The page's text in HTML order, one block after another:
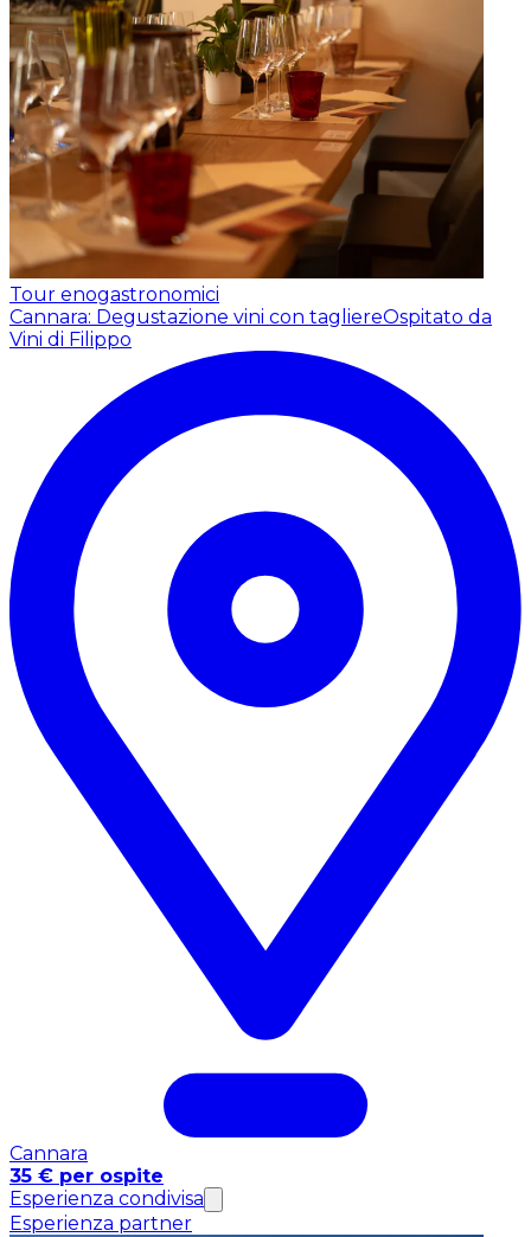
Tour enogastronomici
Cannara: Degustazione vini con tagliereOspitato da
Vini di Filippo
Cannara
35 € per ospite
Esperienza condivisa
Esperienza partner